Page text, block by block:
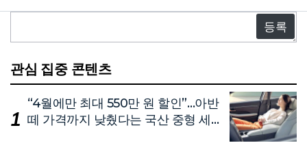
글
관심 집중 콘텐츠
“4월에만 최대 550만 원 할인”…아반
떼 가격까지 낮췄다는 국산 중형 세